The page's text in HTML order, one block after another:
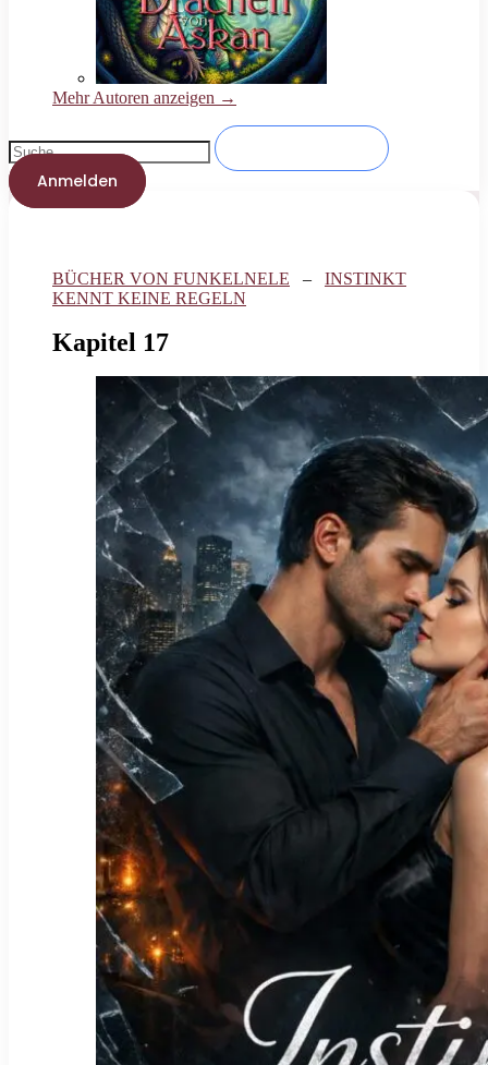
Mehr Autoren anzeigen →
Anmelden
BÜCHER VON FUNKELNELE – INSTINKT
KENNT KEINE REGELN
Kapitel 17